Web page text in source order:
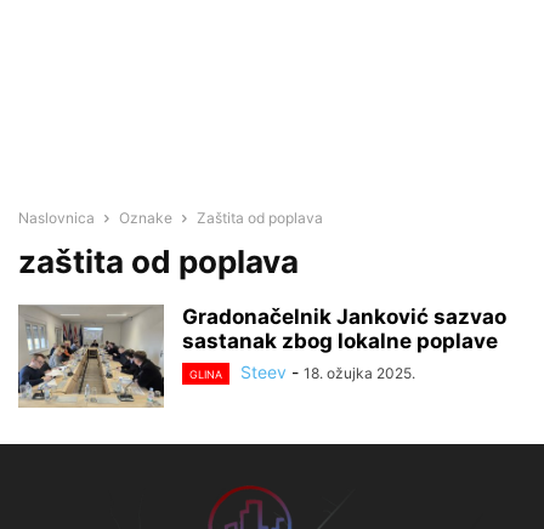
Naslovnica Oznake Zaštita od poplava
zaštita od poplava
Gradonačelnik Janković sazvao
sastanak zbog lokalne poplave
GLINA Steev - 18. ožujka 2025.